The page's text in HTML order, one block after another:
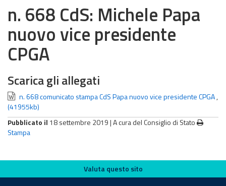
n. 668 CdS: Michele Papa
nuovo vice presidente
CPGA
Scarica gli allegati
n. 668 comunicato stampa CdS Papa nuovo vice presidente CPGA,
(41955kb)
Pubblicato il 18 settembre 2019 |A cura del Consiglio di Stato
Stampa
Valuta questo sito
Valuta questo sito